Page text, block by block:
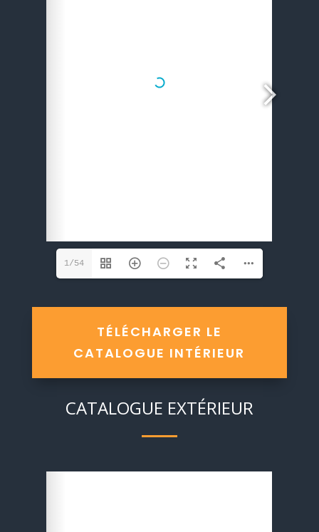
1/54
TÉLÉCHARGER LE
CATALOGUE INTÉRIEUR
CATALOGUE EXTÉRIEUR